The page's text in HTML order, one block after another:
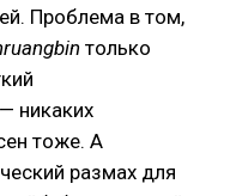
Проблема в том,
только
никаких
тоже. А
размах для